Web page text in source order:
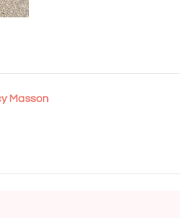
Masson